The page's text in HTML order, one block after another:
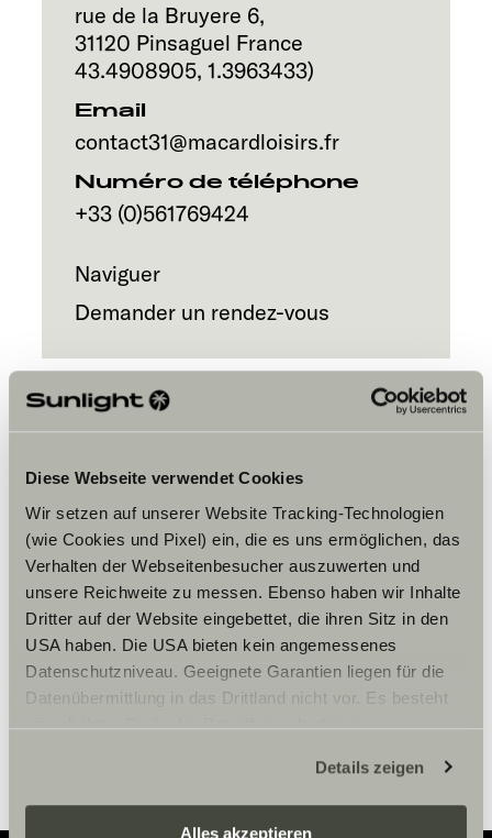
Diese Webseite verwendet Cookies
Wir setzen auf unserer Website Tracking-Technologien
(wie Cookies und Pixel) ein, die es uns ermöglichen, das
Verhalten der Webseitenbesucher auszuwerten und
unsere Reichweite zu messen. Ebenso haben wir Inhalte
Dritter auf der Website eingebettet, die ihren Sitz in den
USA haben. Die USA bieten kein angemessenes
Datenschutzniveau. Geeignete Garantien liegen für die
Datenübermittlung in das Drittland nicht vor. Es besteht
ein erhöhtes Risiko für Betroffene, da diesen
zustehen. Eingesetzte Dienstleister können Daten für
eigene Zwecke verarbeiten und mit anderen Daten
zusammenführen. Weitere Informationen finden Sie hier:
Details zeigen
Alles akzeptieren
rue de la Bruyere 6,
31120 Pinsaguel France
43.4908905, 1.3963433)
Email
contact31@macardloisirs.fr
Numéro de téléphone
+33 (0)561769424
Naviguer
Demander un rendez-vous
Veuillez accepter les cookies pour
afficher le contenu.
Paramètre des cookies